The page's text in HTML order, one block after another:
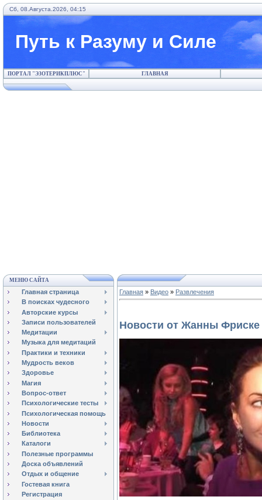
Сб, 08.Августа.2026, 04:15
Путь к Разуму и Силе
ПОРТАЛ "ЭЗОТЕРИКПЛЮС" ГЛАВНАЯ
МЕНЮ САЙТА
Главная страница
В поисках чудесного
Авторские курсы
Записи пользователей
Медитации
Музыка для медитаций
Практики и техники
Мудрость веков
Здоровье
Магия
Вопрос-ответ
Психологические тесты
Психологическая помощь
Новости
Библиотека
Каталоги
Полезные программы
Доска объявлений
Отдых и общение
Гостевая книга
Регистрация
Главная » Видео » Развлечения
Новости от Жанны Фриске